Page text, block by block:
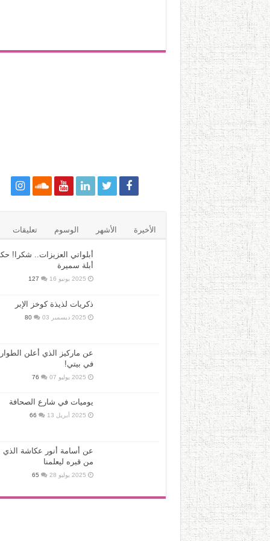
الأخيرة الأشهر الوسوم تعليقات
أبلواتي العزيزات.. شكرا!
أبلة سميرة
2025 يونيو 16 127
ذكريات لذيذة كوخز الإبر
2025 ديسمبر 03 80
عن ماركيز الذي أعلن
في بيتي!
2025 يوليو 07 76
يوميات في شارع الصحافة
2025 أبريل 13 66
عن أسامة أنور عكاشة الذي
من قبره ليعلمنا
2025 يوليو 28 65